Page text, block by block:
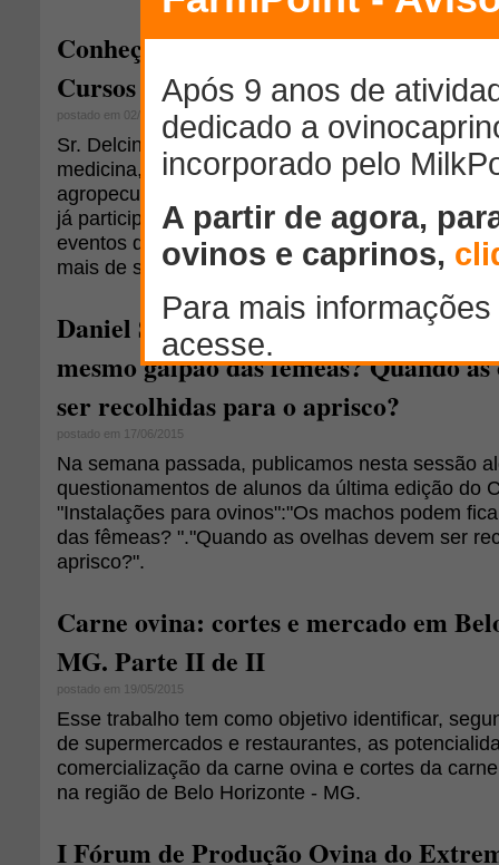
Conheça o Dr. Delcino Tavares da
Cursos Online AgriPoint fizeram
postado em 02/07/2015
Sr. Delcino Tavares da Silva, 73 anos, que tem
medicina, além de atuar como ginecologista,
agropecuária no Paraná e em Rondônia. Criador
já participou de quatro Cursos Online, adquiriu
eventos da AgriPoint. Hoje, nós ficamos felizes
mais de sua história e compartilhá-la com a
Daniel Souza responde: os machos
mesmo galpão das fêmeas? Quando as
ser recolhidas para o aprisco?
postado em 17/06/2015
Na semana passada, publicamos nesta sessão
questionamentos de alunos da última edição do
"Instalações para ovinos":"Os machos podem
das fêmeas? "."Quando as ovelhas devem ser
aprisco?".
Carne ovina: cortes e mercado em
MG. Parte II de II
postado em 19/05/2015
Esse trabalho tem como objetivo identificar,
de supermercados e restaurantes, as
comercialização da carne ovina e cortes da
na região de Belo Horizonte - MG.
I Fórum de Produção Ovina do